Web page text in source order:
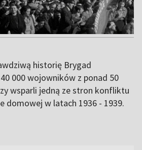
historię Brygad
000 wojowników z ponad 50
wsparli jedną ze stron konfliktu
domowej w latach 1936 - 1939.